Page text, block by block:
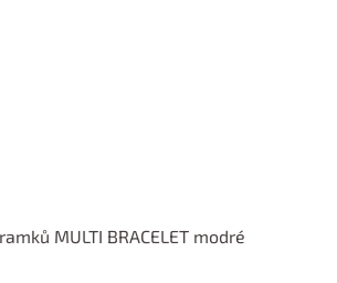
MULTI BRACELET modré